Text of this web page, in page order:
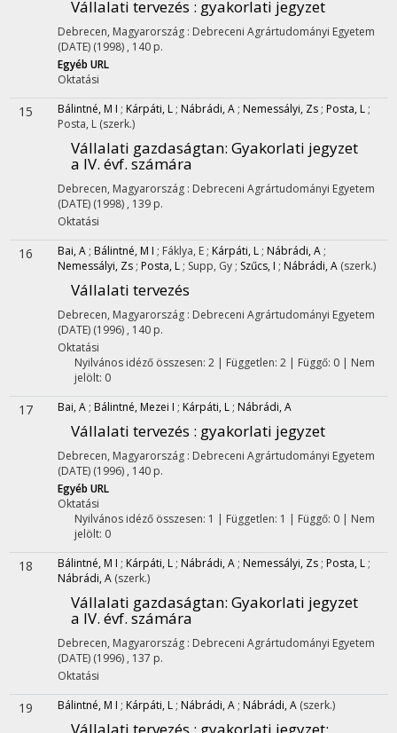
Vállalati tervezés : gyakorlati jegyzet
Debrecen, Magyarország : Debreceni Agrártudományi Egyetem
(DATE) (1998) , 140 p.
Egyéb URL
Oktatási
15 Bálintné, M I ; Kárpáti, L ; Nábrádi, A ; Nemessályi, Zs ; Posta, L ;
Posta, L (szerk.)
Vállalati gazdaságtan: Gyakorlati jegyzet
a IV. évf. számára
Debrecen, Magyarország : Debreceni Agrártudományi Egyetem
(DATE) (1998) , 139 p.
Oktatási
16 Bai, A ; Bálintné, M I ; Fáklya, E ; Kárpáti, L ; Nábrádi, A ;
Nemessályi, Zs ; Posta, L ; Supp, Gy ; Szűcs, I ; Nábrádi, A (szerk.)
Vállalati tervezés
Debrecen, Magyarország : Debreceni Agrártudományi Egyetem
(DATE) (1996) , 140 p.
Oktatási
Nyilvános idéző összesen: 2| Független: 2 | Függő: 0 | Nem
jelölt: 0
17 Bai, A ; Bálintné, Mezei I ; Kárpáti, L ; Nábrádi, A
Vállalati tervezés : gyakorlati jegyzet
Debrecen, Magyarország : Debreceni Agrártudományi Egyetem
(DATE) (1996) , 140 p.
Egyéb URL
Oktatási
Nyilvános idéző összesen: 1 | Független: 1 | Függő: 0 | Nem
jelölt: 0
18 Bálintné, M I ; Kárpáti, L ; Nábrádi, A ; Nemessályi, Zs ; Posta, L ;
Nábrádi, A (szerk.)
Vállalati gazdaságtan: Gyakorlati jegyzet
a IV. évf. számára
Debrecen, Magyarország : Debreceni Agrártudományi Egyetem
(DATE) (1996) , 137 p.
Oktatási
19 Bálintné, M I ; Kárpáti, L ; Nábrádi, A ; Nábrádi, A (szerk.)